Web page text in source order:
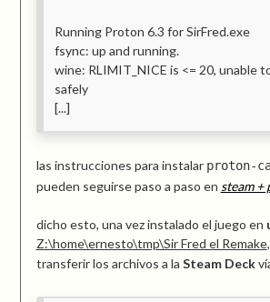
Running Proton 6.3 for SirFred.exe
fsync: up and running.
wine: RLIMIT_NICE is <= 20, unable
safely
[...]
las instrucciones para instalar proton-
pueden seguirse paso a paso en steam
dicho esto, una vez instalado el juego en
Z:\home\ernesto\tmp\Sir Fred el Remake
transferir los archivos a la Steam Deck